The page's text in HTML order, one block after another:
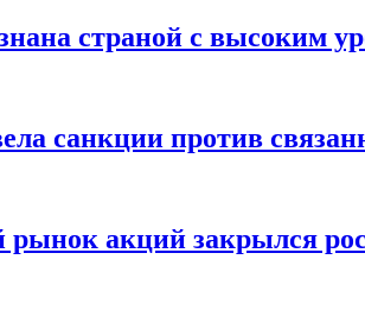
страной с высоким
санкции против
рынок акций закрылся